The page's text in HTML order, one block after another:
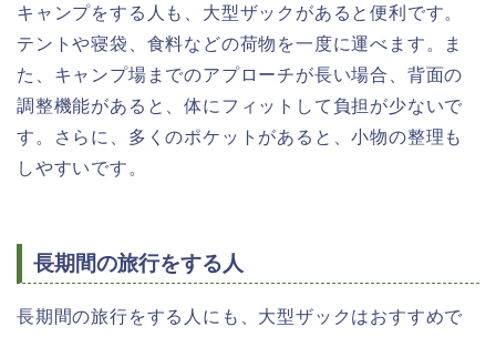
キャンプをする人も、大型ザックがあると便利です。
テントや寝袋、食料などの荷物を一度に運べます。ま
た、キャンプ場までのアプローチが長い場合、背面の
調整機能があると、体にフィットして負担が少ないで
す。さらに、多くのポケットがあると、小物の整理も
しやすいです。
長期間の旅行をする人
長期間の旅行をする人にも、大型ザックはおすすめで